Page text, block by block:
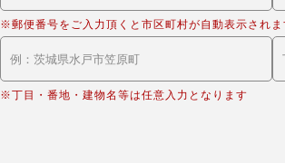
※郵便番号をご入力頂くと市区町村が自動表示されま
※丁目・番地・建物名等は任意入力となります